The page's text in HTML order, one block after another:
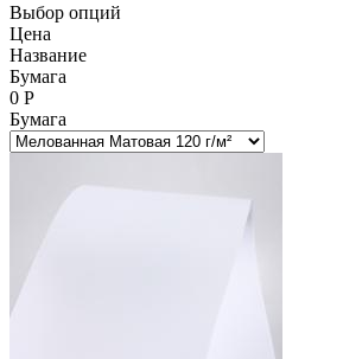
Выбор опций
Цена
Название
Бумага
0 Р
Бумага